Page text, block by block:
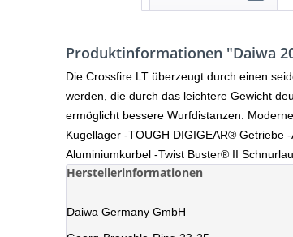
Produktinformationen "Daiwa
Die Crossfire LT überzeugt durch einen
werden, die durch das leichtere Gewicht
ermöglicht bessere Wurfdistanzen.
Kugellager -TOUGH DIGIGEAR® Getriebe
Aluminiumkurbel -Twist Buster® II
Herstellerinformationen
Daiwa Germany GmbH